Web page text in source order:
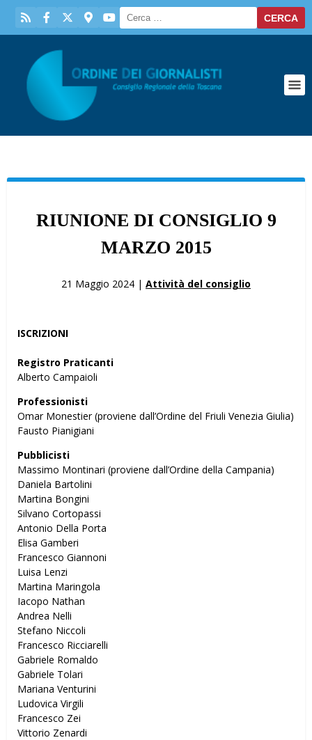
RIUNIONE DI CONSIGLIO 9
MARZO 2015
21 Maggio 2024 | Attività del consiglio
ISCRIZIONI
Registro Praticanti
Alberto Campaioli
Professionisti
Omar Monestier (proviene dall’Ordine del Friuli Venezia Giulia)
Fausto Pianigiani
Pubblicisti
Massimo Montinari (proviene dall’Ordine della Campania)
Daniela Bartolini
Martina Bongini
Silvano Cortopassi
Antonio Della Porta
Elisa Gamberi
Francesco Giannoni
Luisa Lenzi
Martina Maringola
Iacopo Nathan
Andrea Nelli
Stefano Niccoli
Francesco Ricciarelli
Gabriele Romaldo
Gabriele Tolari
Mariana Venturini
Ludovica Virgili
Francesco Zei
Vittorio Zenardi